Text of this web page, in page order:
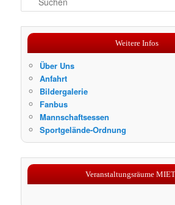
u
Weitere Infos
Über Uns
Anfahrt
Bildergalerie
Fanbus
Mannschaftsessen
Sportgelände-Ordnung
Veranstaltungsräume